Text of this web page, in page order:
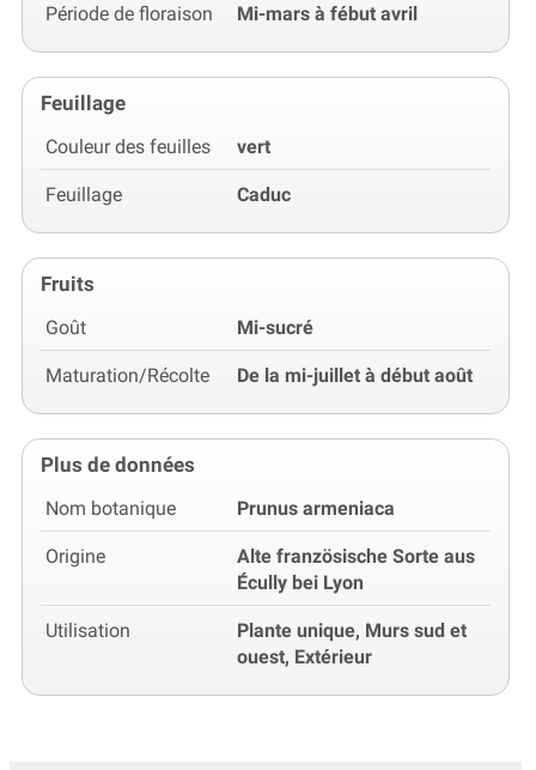
Période de floraison Mi-mars à fébut avril
Feuillage
Couleur des feuilles vert
Feuillage Caduc
Fruits
Goût Mi-sucré
Maturation/Récolte De la mi-juillet à début août
Plus de données
Nom botanique Prunus armeniaca
Origine
Alte französische Sorte aus
Écully bei Lyon
Utilisation
Plante unique, Murs sud et
ouest, Extérieur